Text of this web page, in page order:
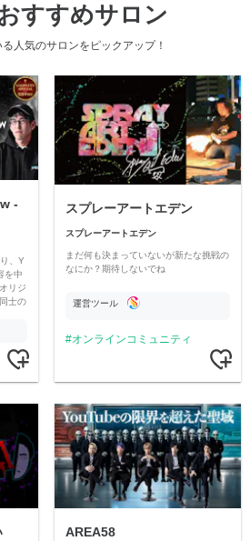
すすめサロン
人気のサロンをピックアップ！
-
、Y
を中
リジ
士の
スプレーアートエデン
スプレーアートエデン
まだ何も決まっていないが新たな挑戦の
なにか？期待しないでね
運営ツール
オンラインコミュニティ
AREA58